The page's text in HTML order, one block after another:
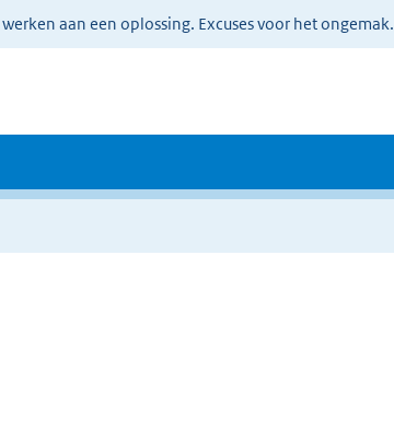
aan een oplossing. Excuses voor het ongemak.